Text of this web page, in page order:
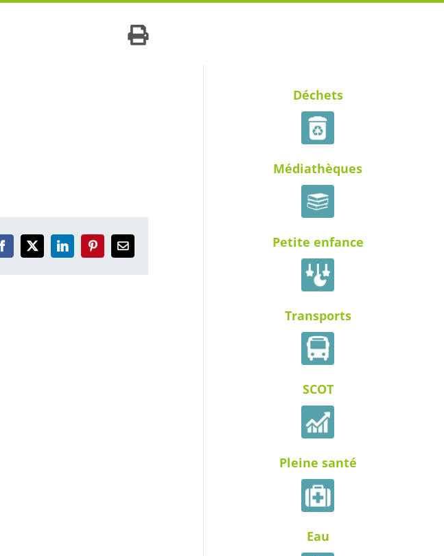
Facebook
X LinkedInPinterestEmail
Déchets
Médiathèques
Petite enfance
Transports
SCOT
Pleine santé
Eau